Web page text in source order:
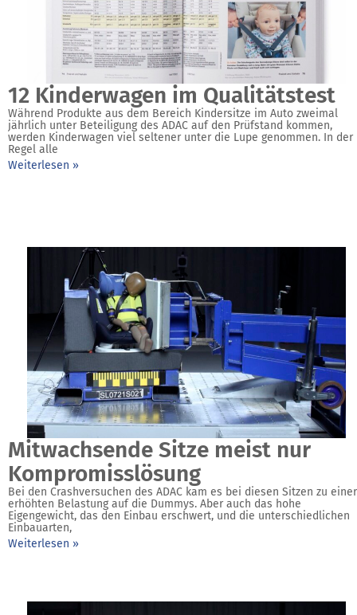
12 Kinderwagen im Qualitätstest
Während Produkte aus dem Bereich Kindersitze im Auto zweimal
jährlich unter Beteiligung des ADAC auf den Prüfstand kommen,
werden Kinderwagen viel seltener unter die Lupe genommen. In der
Regel alle
Weiterlesen »
Mitwachsende Sitze meist nur
Kompromisslösung
Bei den Crashversuchen des ADAC kam es bei diesen Sitzen zu einer
erhöhten Belastung auf die Dummys. Aber auch das hohe
Eigengewicht, das den Einbau erschwert, und die unterschiedlichen
Einbauarten,
Weiterlesen »